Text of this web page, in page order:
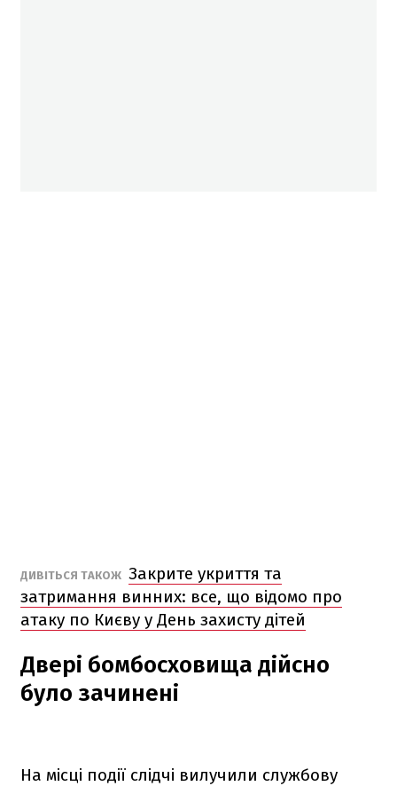
ДИВІТЬСЯ ТАКОЖ Закрите укриття та
затримання винних: все, що відомо про
атаку по Києву у День захисту дітей
Двері бомбосховища дійсно
було зачинені
На місці події слідчі вилучили службову